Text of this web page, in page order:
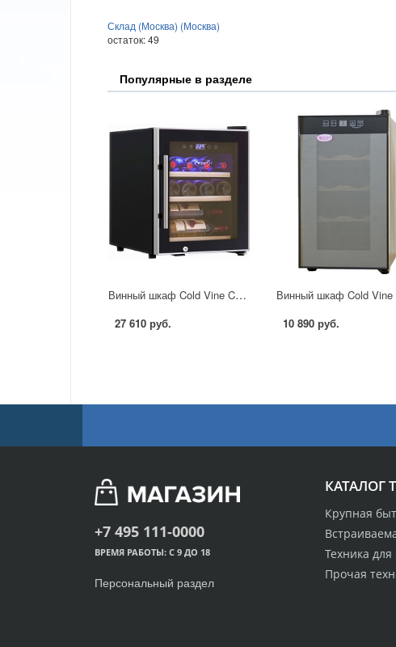
Склад (Москва) (Москва)
остаток:49
Популярные в разделе
Винный шкаф Cold Vine C12-KBF1 в Москве
27 610 руб. 10 890 руб.
КАТАЛОГ
Крупная
Техника для
Прочая
+7 495 111-0000
ВРЕМЯ РАБОТЫ: С 9 ДО 18
Персональный раздел